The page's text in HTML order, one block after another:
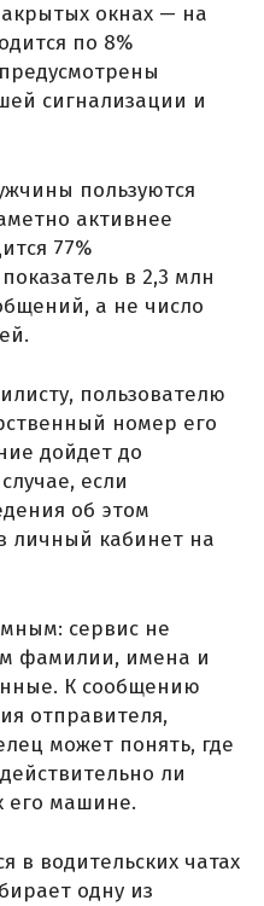
окнах — на
по 8%
сигнализации и
пользуются
активнее
77%
в 2,3 млн
а не число
пользователю
номер его
дойдет до
если
об этом
личный кабинет на
сервис не
фамилии, имена и
К сообщению
отправителя,
может понять, где
ли
его машине.
в водительских чатах
одну из